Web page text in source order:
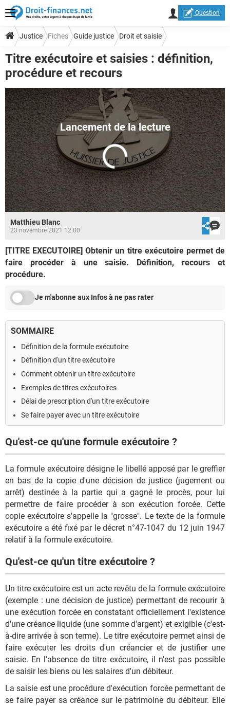
Question
Justice Fiches Guide justice Droit et saisie
Titre exécutoire et saisies : définition,
procédure et recours
Matthieu Blanc
23 novembre 2021 12:00
[TITRE EXECUTOIRE] Obtenir un titre exécutoire permet de
faire procéder à une saisie. Définition, recours et
procédure.
Je m'abonne aux Infos à ne pas rater
SOMMAIRE
Définition de la formule exécutoire
Définition d'un titre exécutoire
Comment obtenir un titre exécutoire
Exemples de titres exécutoires
Délai de prescription d'un titre exécutoire
Se faire payer avec un titre exécutoire
Qu'est-ce qu'une formule exécutoire ?
La formule exécutoire désigne le libellé apposé par le greffier
en bas de la copie d'une décision de justice (jugement ou
arrêt) destinée à la partie qui a gagné le procès, pour lui
permettre de faire procéder à son exécution forcée. Cette
copie exécutoire s'appelle la "grosse". Le texte de la formule
exécutoire a été fixé par le décret n°47-1047 du 12 juin 1947
relatif à la formule exécutoire.
Qu'est-ce qu'un titre exécutoire ?
Un titre exécutoire est un acte revêtu de la formule exécutoire
(exemple : une décision de justice) permettant de recourir à
une exécution forcée en constatant officiellement l'existence
d'une créance liquide (une somme d'argent) et exigible (c'est-
à-dire arrivée à son terme). Le titre exécutoire permet ainsi de
faire exécuter les droits d'un créancier et de justifier une
saisie. En l'absence de titre exécutoire, il n'est pas possible
de saisir les biens ou les salaires d'un débiteur.
La saisie est une procédure d'exécution forcée permettant de
se faire payer sa créance sur le patrimoine du débiteur. Elle